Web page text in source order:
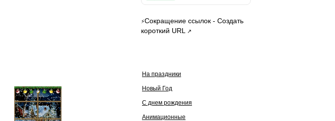
⚡Сокращение ссылок - Создать
короткий URL
↗
На праздники
Новый Год
С днем рождения
Анимационные